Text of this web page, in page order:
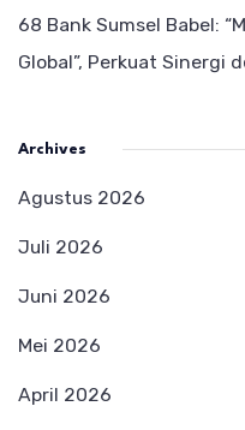
68 Bank Sumsel Babel:
Global”, Perkuat Sinergi
Archives
Agustus 2026
Juli 2026
Juni 2026
Mei 2026
April 2026